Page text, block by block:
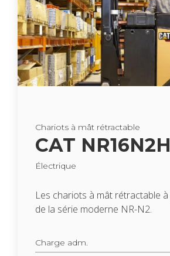
Cha­riots à mât rétrac­table
CAT NR16N2H
Élec­trique
Les cha­riots à mât rétrac­table
de la série moderne NR-N2.
Charge adm.